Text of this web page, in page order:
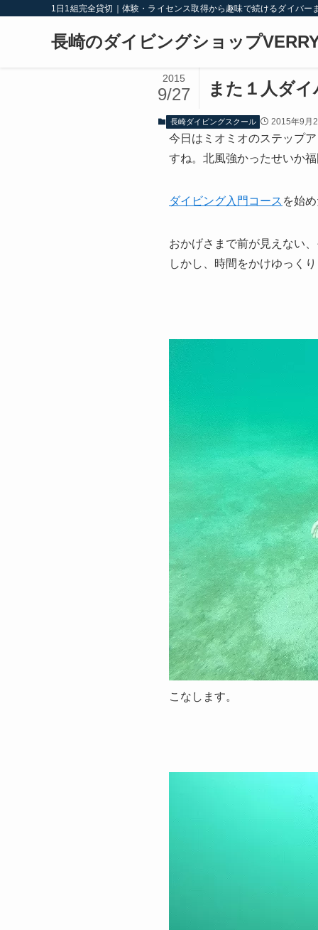
1日1組完全貸切｜体験・ライセンス取得から趣味で続けるダイバー
長崎のダイビングショップ
また１人ダ
2015
9/27
長崎ダイビングスクール 2015年9月
今日はミオミオのステップ
すね。北風強かったせいか
ダイビング入門コース を始
おかげさまで前が見えない
しかし、時間をかけゆっく
こなします。